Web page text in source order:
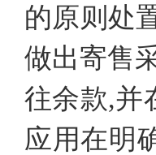
的原则处
做出寄售
往余款,并
应用在明